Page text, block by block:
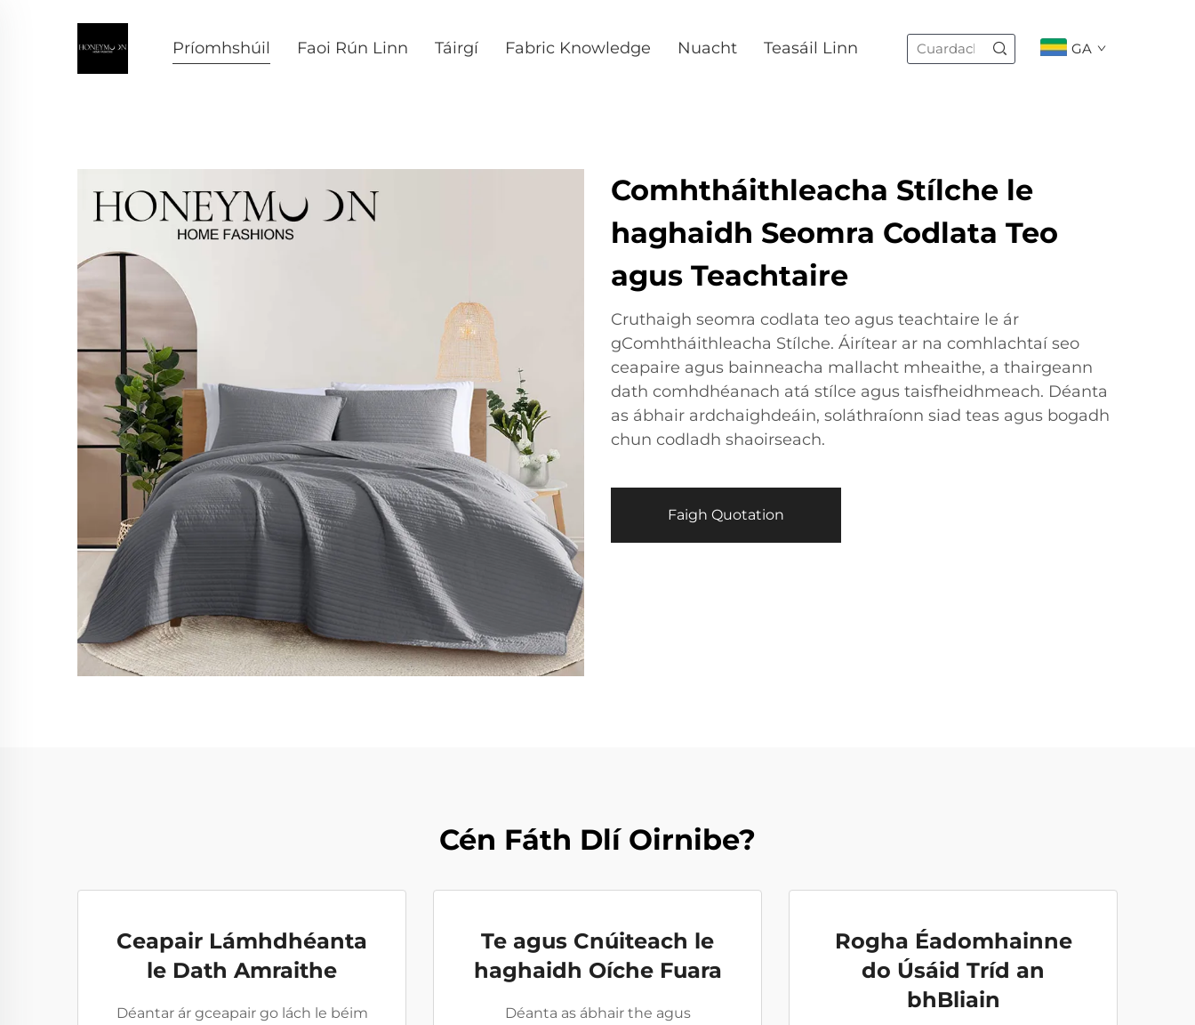
Príomhshúil Faoi Rún Linn Táirgí Fabric Knowledge Nuacht Teasáil Linn GA
Comhtháithleacha Stílche le
haghaidh Seomra Codlata Teo
agus Teachtaire
Cruthaigh seomra codlata teo agus teachtaire le ár
gComhtháithleacha Stílche. Áirítear ar na comhlachtaí seo
ceapaire agus bainneacha mallacht mheaithe, a thairgeann
dath comhdhéanach atá stílce agus taisfheidhmeach. Déanta
as ábhair ardchaighdeáin, soláthraíonn siad teas agus bogadh
chun codladh shaoirseach.
Faigh Quotation
Cén Fáth Dlí Oirnibe?
Ceapair Lámhdhéanta
le Dath Amraithe
Déantar ár gceapair go lách le béim
Te agus Cnúiteach le
haghaidh Oíche Fuara
Déanta as ábhair the agus
Rogha Éadomhainne
do Úsáid Tríd an
bhBliain